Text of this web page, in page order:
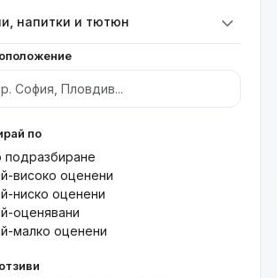
напитки и тютюн
по
подразбиране
високо оценени
ниско оценени
оценявани
малко оценени